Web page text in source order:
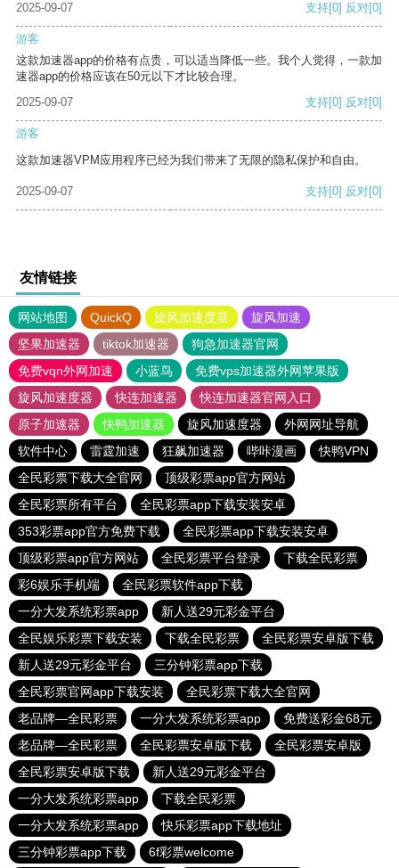
2025-09-07 支持[0] 反对[0]
游客
这款加速器app的价格有点贵，可以适当降低一些。我个人觉得，一款加
速器app的价格应该在50元以下才比较合理。
2025-09-07
支持[0] 反对[0]
游客
这款加速器VPM应用程序已经为我们带来了无限的隐私保护和自由。
2025-09-07 支持[0] 反对[0]
友情链接
网站地图 QuickQ 旋风加速度器
旋风加速
坚果加速器
tiktok加速器
狗急加速器官网
免费vqn外网加速
小蓝鸟
免费vps加速器外网苹果版
旋风加速度器
快连加速器
快连加速器官网入口
原子加速器
快鸭加速器 旋风加速度器
外网网址导航
软件中心
雷霆加速 狂飙加速器 哔咔漫画
快鸭VPN
全民彩票下载大全官网
顶级彩票app官方网站
全民彩票所有平台
全民彩票app下载安装安卓
353彩票app官方免费下载
全民彩票app下载安装安卓
顶级彩票app官方网站
全民彩票平台登录
下载全民彩票
彩6娱乐手机端
全民彩票软件app下载
一分大发系统彩票app
新人送29元彩金平台
全民娱乐彩票下载安装
下载全民彩票
全民彩票安卓版下载
新人送29元彩金平台
三分钟彩票app下载
全民彩票官网app下载安装
全民彩票下载大全官网
老品牌—全民彩票
一分大发系统彩票app
免费送彩金68元
老品牌—全民彩票
全民彩票安卓版下载
全民彩票安卓版
全民彩票安卓版下载
新人送29元彩金平台
一分大发系统彩票app
下载全民彩票
一分大发系统彩票app
快乐彩票app下载地址
三分钟彩票app下载
6f彩票welcome